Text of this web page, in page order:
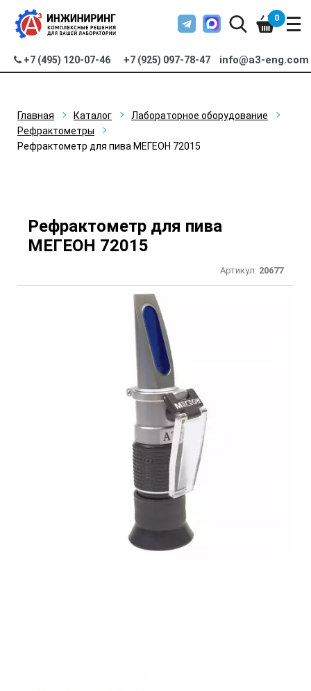
+7 (495) 120-07-46 +7 (925) 097-78-47 info@a3-eng.com
0
Главная Каталог
Лабораторное оборудование
Рефрактометры
Рефрактометр для пива МЕГЕОН 72015
Рефрактометр для пива
МЕГЕОН 72015
Артикул: 20677